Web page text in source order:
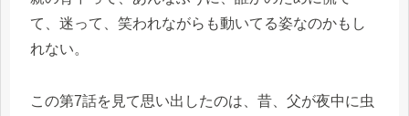
て、迷って、笑われながらも動いてる姿なのかもし
れない。
この第7話を見て思い出したのは、昔、父が夜中に虫